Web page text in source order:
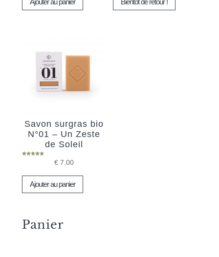
Savon surgras bio
N°01 – Un Zeste
de Soleil
€7.00
Ajouter au panier
Panier